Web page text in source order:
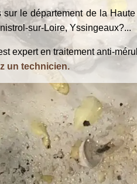
sur le département de la
sur-Loire, Yssingeaux?...
expert en traitement anti-
un technicien.